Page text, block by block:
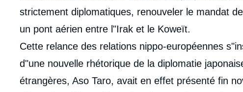
strictement diplomatiques, renouveler le mandat
un pont aérien entre l"Irak et le Koweït.
Cette relance des relations nippo-européennes
d"une nouvelle rhétorique de la diplomatie
étrangères, Aso Taro, avait en effet présenté fin